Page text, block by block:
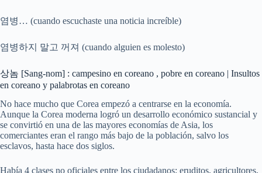
염병… (cuando escuchaste una noticia increíble)
염병하지 말고 꺼져 (cuando alguien es molesto)
상놈 [Sang-nom] : campesino en coreano , pobre en coreano | Insultos
en coreano y palabrotas en coreano
No hace mucho que Corea empezó a centrarse en la economía.
Aunque la Corea moderna logró un desarrollo económico sustancial y
se convirtió en una de las mayores economías de Asia, los
comerciantes eran el rango más bajo de la población, salvo los
esclavos, hasta hace dos siglos.
Había 4 clases no oficiales entre los ciudadanos: eruditos, agricultores,